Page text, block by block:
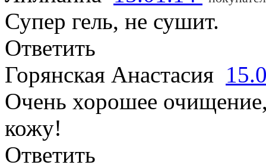
Супер гель, не сушит.
Ответить
Горянская Анастасия
Очень хорошее
кожу!
Ответить